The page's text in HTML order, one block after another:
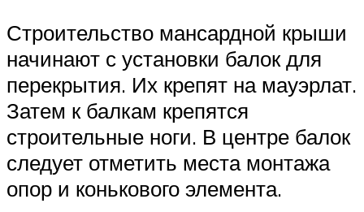
Строительство мансардной крыши
начинают с установки балок для
перекрытия. Их крепят на мауэрлат.
Затем к балкам крепятся
строительные ноги. В центре балок
следует отметить места монтажа
опор и конькового элемента.